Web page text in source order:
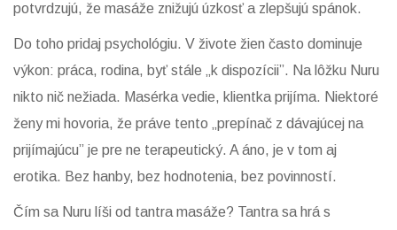
potvrdzujú, že masáže znižujú úzkosť a zlepšujú spánok.
Do toho pridaj psychológiu. V živote žien často dominuje
výkon: práca, rodina, byť stále „k dispozícii”. Na lôžku Nuru
nikto nič nežiada. Masérka vedie, klientka prijíma. Niektoré
ženy mi hovoria, že práve tento „prepínač z dávajúcej na
prijímajúcu” je pre ne terapeutický. A áno, je v tom aj
erotika. Bez hanby, bez hodnotenia, bez povinností.
Čím sa Nuru líši od tantra masáže? Tantra sa hrá s